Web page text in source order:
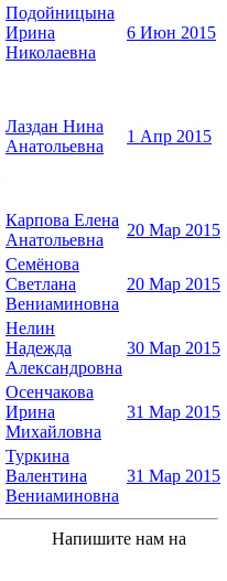
Подойницына
Ирина
Николаевна
6 Июн 2015
Лаздан Нина
Анатольевна
1 Апр 2015
Карпова Елена
Анатольевна
20 Мар 2015
Семёнова
Светлана
Вениаминовна
20 Мар 2015
Нелин
Надежда
Александровна
30 Мар 2015
Осенчакова
Ирина
Михайловна
31 Мар 2015
Туркина
Валентина
Вениаминовна
31 Мар 2015
Напишите нам на